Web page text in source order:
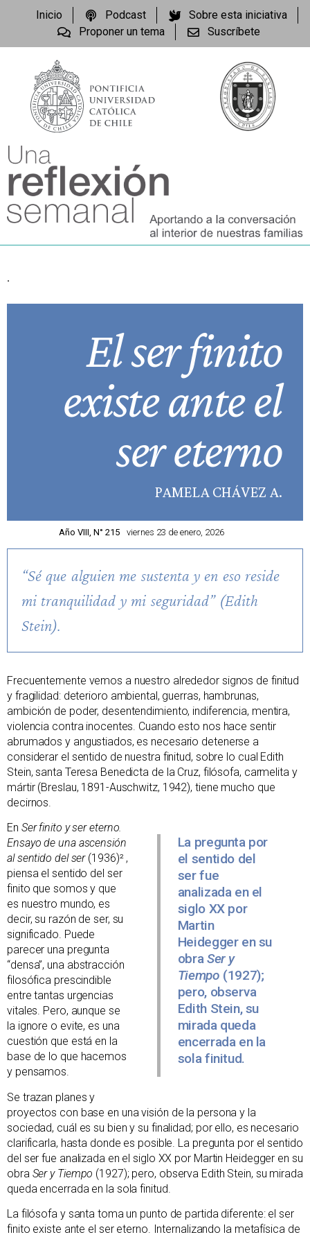
Inicio Podcast
Sobre esta iniciativa
Proponer un tema
Suscríbete
.
El ser finito
existe ante el
ser eterno
PAMELA CHÁVEZ A.
Año VIII, N° 215 viernes 23 de enero, 2026
“Sé que alguien me sustenta y en eso reside
mi tranquilidad y mi seguridad” (Edith
Stein).
Frecuentemente vemos a nuestro alrededor signos de finitud
y fragilidad: deterioro ambiental, guerras, hambrunas,
ambición de poder, desentendimiento, indiferencia, mentira,
violencia contra inocentes. Cuando esto nos hace sentir
abrumados y angustiados, es necesario detenerse a
considerar el sentido de nuestra finitud, sobre lo cual Edith
Stein, santa Teresa Benedicta de la Cruz, filósofa, carmelita y
mártir (Breslau, 1891-Auschwitz, 1942), tiene mucho que
decirnos.
La pregunta por
el sentido del
ser fue
analizada en el
siglo XX por
Martin
Heidegger en su
obraSer y
Tiempo (1927);
pero, observa
Edith Stein, su
mirada queda
encerrada en la
sola finitud.
En Ser finito y ser eterno.
Ensayo de una ascensión
al sentido del ser(1936)² ,
piensa el sentido del ser
finito que somos y que
es nuestro mundo, es
decir, su razón de ser, su
significado. Puede
parecer una pregunta
“densa”, una abstracción
filosófica prescindible
entre tantas urgencias
vitales. Pero, aunque se
la ignore o evite, es una
cuestión que está en la
base de lo que hacemos
y pensamos.
Se trazan planes y
proyectos con base en una visión de la persona y la
sociedad, cuál es su bien y su finalidad; por ello, es necesario
clarificarla, hasta donde es posible. La pregunta por el sentido
del ser fue analizada en el siglo XX por Martin Heidegger en su
obra Ser y Tiempo (1927); pero, observa Edith Stein, su mirada
queda encerrada en la sola finitud.
La filósofa y santa toma un punto de partida diferente: el ser
finito existe ante el ser eterno. Internalizando la metafísica de